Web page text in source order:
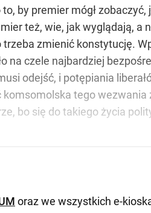
by premier mógł
też, wie, jak wyglądają, a
zmienić konstytucję.
na czele najbardziej
odejść, i potępiania
komsomolska tego
bo się do takiego życia
oraz we wszystkich e-